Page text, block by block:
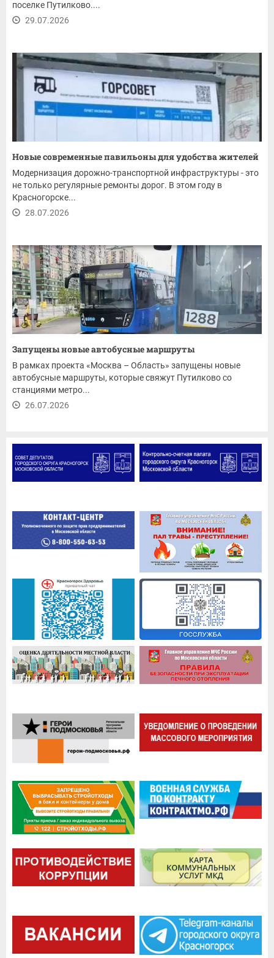
поселке Путилково....
29.07.2026
Новые современные павильоны для удобства жителей
Модернизация дорожно-транспортной инфраструктуры - это
не только регулярные ремонты дорог. В этом году в
Красногорске...
28.07.2026
Запущены новые автобусные маршруты
В рамках проекта «Москва – Область» запущены новые
автобусные маршруты, которые свяжут Путилково со
станциями метро...
26.07.2026